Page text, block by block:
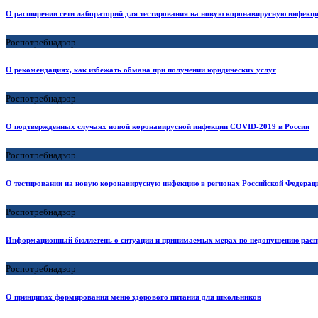
О расширении сети лабораторий для тестирования на новую коронавирусную
Роспотребнадзор
О рекомендациях, как избежать обмана при получении юридических услуг
Роспотребнадзор
О подтвержденных случаях новой коронавирусной инфекции COVID-2019 в России
Роспотребнадзор
О тестировании на новую коронавирусную инфекцию в регионах Российской
Роспотребнадзор
Информационный бюллетень о ситуации и принимаемых мерах по недопущению
Роспотребнадзор
О принципах формирования меню здорового питания для школьников